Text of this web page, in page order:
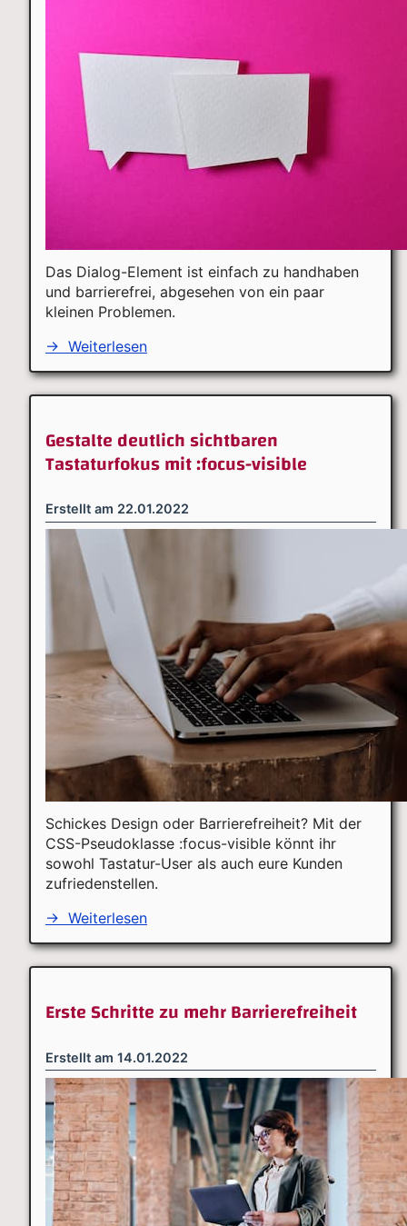
Das Dialog-Element ist einfach zu handhaben
und barrierefrei, abgesehen von ein paar
kleinen Problemen.
→ Weiterlesen
Gestalte deutlich sichtbaren
Tastaturfokus mit :focus-visible
Erstellt am 22.01.2022
Schickes Design oder Barrierefreiheit? Mit der
CSS-Pseudoklasse :focus-visible könnt ihr
sowohl Tastatur-User als auch eure Kunden
zufriedenstellen.
→ Weiterlesen
Erste Schritte zu mehr Barrierefreiheit
Erstellt am 14.01.2022